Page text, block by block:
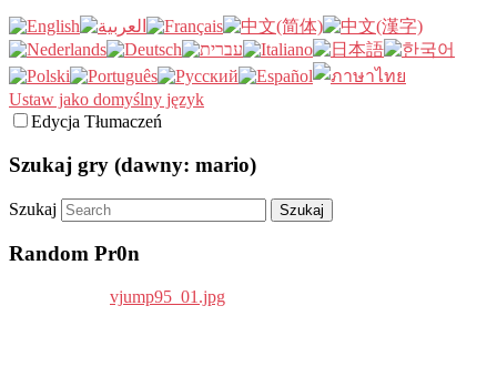
Ustaw jako domyślny język
Edycja Tłumaczeń
Szukaj gry (dawny: mario)
Szukaj
Random Pr0n